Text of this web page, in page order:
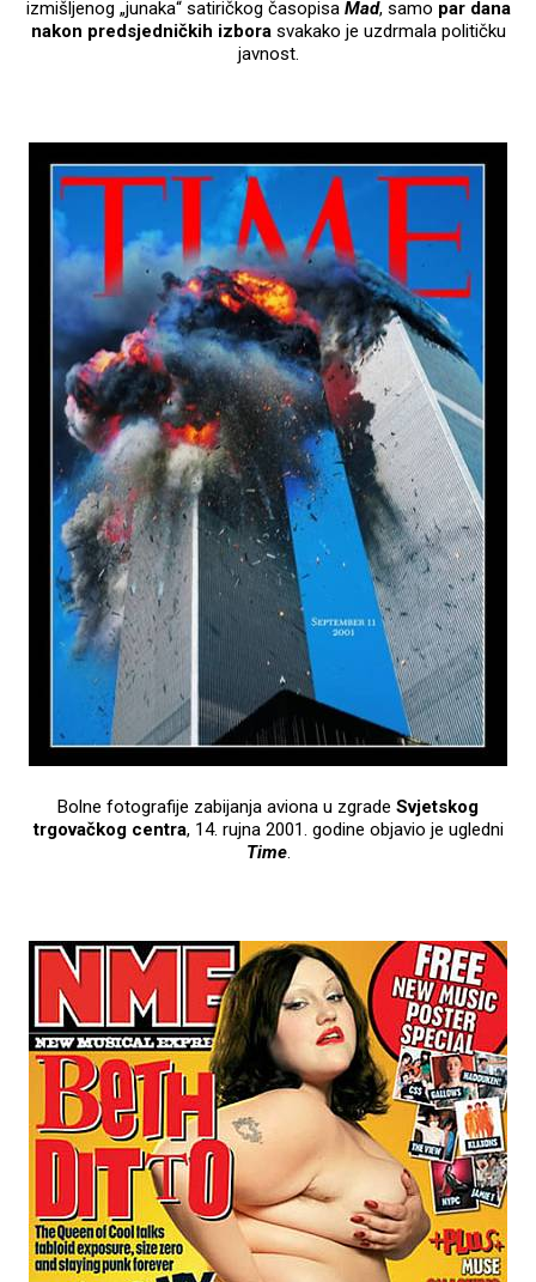
izmišljenog „junaka“ satiričkog časopisa Mad, samo par dana
nakon predsjedničkih izborasvakako je uzdrmala političku
javnost.
Bolne fotografije zabijanja aviona u zgrade Svjetskog
trgovačkog centra, 14. rujna 2001. godine objavio je ugledni
Time.